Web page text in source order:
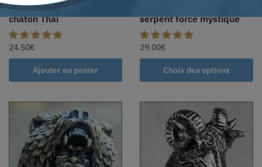
en argent en forme de
chaton Thaï
24.50€
Ajouter au panier
serpent force mystique
29.00€
Choix des options